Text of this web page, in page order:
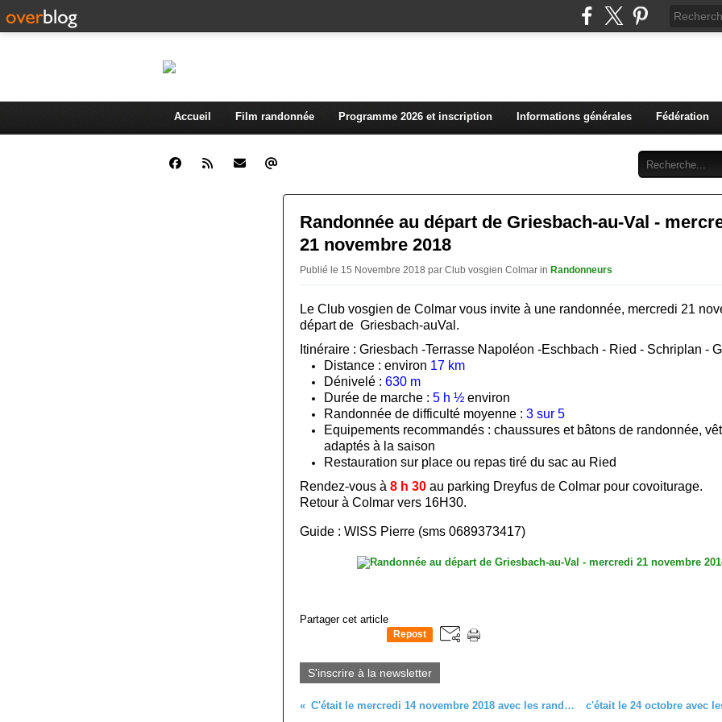
Accueil Film randonnée Programme 2026 et inscription Informations générales Fédération
Randonnée au départ de Griesbach-au-Val -
21 novembre 2018
Publié le 15 Novembre 2018 par Club vosgien Colmar in Randonneurs
Le Club vosgien de Colmar vous invite à une randonnée, mercredi 21
départ de Griesbach-auVal.
Itinéraire : Griesbach -Terrasse Napoléon -Eschbach - Ried - Schriplan -
Distance : environ 17 km
Dénivelé : 630 m
Durée de marche : 5 h ½ environ
Randonnée de difficulté moyenne : 3 sur 5
Equipements recommandés : chaussures et bâtons de randonnée,
adaptés à la saison
Restauration sur place ou repas tiré du sac au Ried
Rendez-vous à 8 h 30 au parking Dreyfus de Colmar pour covoiturage.
Retour à Colmar vers 16H30.
Guide : WISS Pierre (sms 0689373417)
Partager cet article
Repost
S'inscrire à la newsletter
C'était le mercredi 14 novembre 2018 avec les randonneurs